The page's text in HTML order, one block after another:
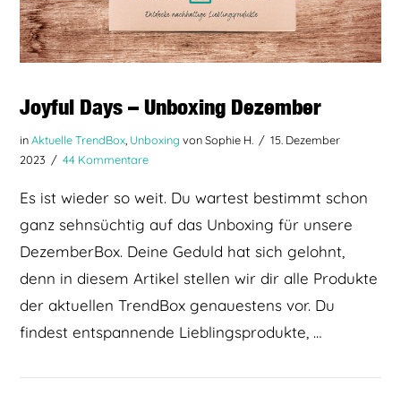
Joyful Days – Unboxing Dezember
inAktuelle TrendBox Unboxing von Sophie H.
15. Dezember
2023
44 Kommentare
Es ist wieder so weit. Du wartest bestimmt schon
ganz sehnsüchtig auf das Unboxing für unsere
DezemberBox. Deine Geduld hat sich gelohnt,
denn in diesem Artikel stellen wir dir alle Produkte
der aktuellen TrendBox genauestens vor. Du
findest entspannende Lieblingsprodukte, …